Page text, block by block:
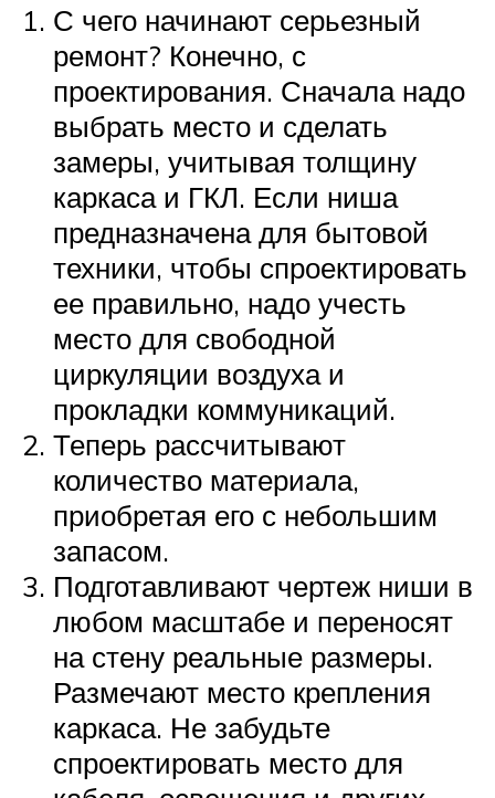
С чего начинают серьезный
ремонт? Конечно, с
проектирования. Сначала надо
выбрать место и сделать
замеры, учитывая толщину
каркаса и ГКЛ. Если ниша
предназначена для бытовой
техники, чтобы спроектировать
ее правильно, надо учесть
место для свободной
циркуляции воздуха и
прокладки коммуникаций.
Теперь рассчитывают
количество материала,
приобретая его с небольшим
запасом.
Подготавливают чертеж ниши в
любом масштабе и переносят
на стену реальные размеры.
Размечают место крепления
каркаса. Не забудьте
спроектировать место для